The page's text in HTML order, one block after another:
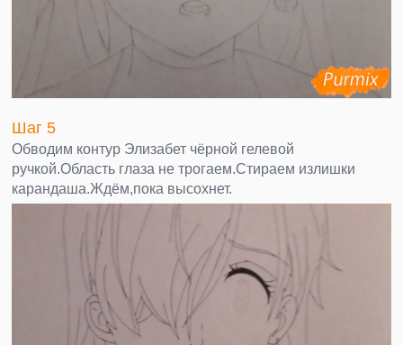
Шаг 5
Обводим контур Элизабет чёрной гелевой
ручкой.Область глаза не трогаем.Стираем излишки
карандаша.Ждём,пока высохнет.